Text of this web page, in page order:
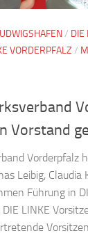
/ DIE
VORDERPFALZ /
Vorstand
Vorderpfalz
Leibig, Claudia
Führung in
LINKE